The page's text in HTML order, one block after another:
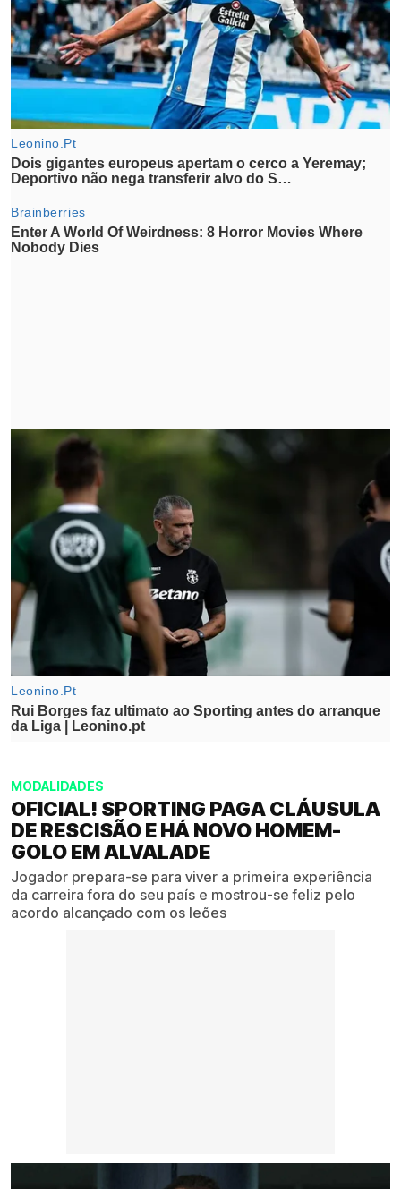
MODALIDADES
OFICIAL! SPORTING PAGA CLÁUSULA
DE RESCISÃO E HÁ NOVO HOMEM-
GOLO EM ALVALADE
Jogador prepara-se para viver a primeira experiência
da carreira fora do seu país e mostrou-se feliz pelo
acordo alcançado com os leões